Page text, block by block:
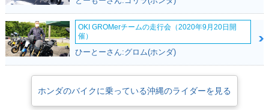
2016年 CB1300 SU
PER BOL D'OR E P
ackage Special Edi
tion・特別・限定仕
2016年 CB1300 SU
PER BOL D'OR E P
ackage・追加
2016年 CB1300 SU
PER BOL D'OR・追
加
OKI GROMerチームの走行会（2020年9月20日開
催）
ひーとーさん:グロム(ホンダ)
ホンダのバイクに乗っている沖縄のライダーを見る